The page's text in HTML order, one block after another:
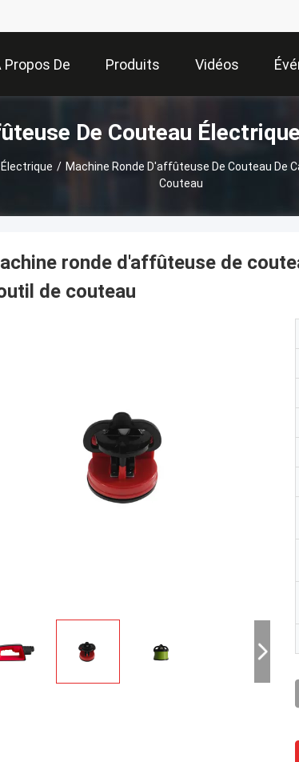
Propos De
Nous
Produits Vidéos
De Couteau
/ Machine Ronde D'affûteuse De Couteau De
Couteau
ronde d'affûteuse de
de couteau